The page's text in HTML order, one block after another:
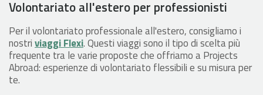
Volontariato all'estero per professionisti
Per il volontariato professionale all'estero, consigliamo i
nostriviaggi Flexi. Questi viaggi sono il tipo di scelta più
frequente tra le varie proposte che offriamo a Projects
Abroad: esperienze di volontariato flessibili e su misura per
te.